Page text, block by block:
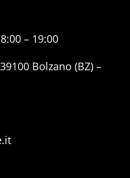
– 19:00
Bolzano (BZ) –